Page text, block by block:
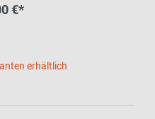
€*
erhältlich